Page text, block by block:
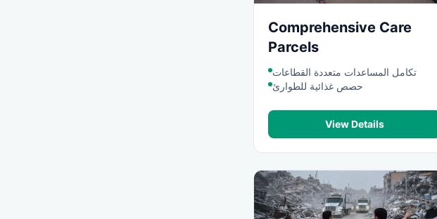
Comprehensive Care
Parcels
تكامل المساعدات متعددة القطاعات
حصص غذائية للطوارئ
View Details